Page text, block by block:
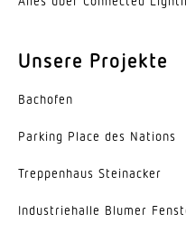
Unsere Projekte
Bachofen
Parking Place des Nations
Trep­penhaus Steinacker
Indus­trie­halle Blumer